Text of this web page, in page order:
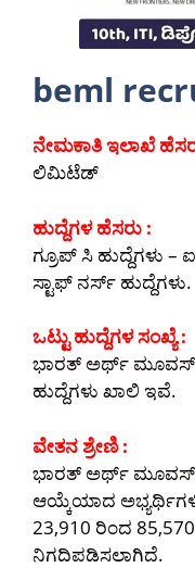
beml
ನೇಮಕಾತಿ ಇಲಾಖೆ
ಲಿಮಿಟೆಡ್
ಹುದ್ದೆಗಳ ಹೆಸರು :
ಗ್ರೂಪ್ ಸಿ ಹುದ್ದೆಗಳು –
ಸ್ಟಾಫ್ ನರ್ಸ್ ಹುದ್ದೆಗಳು.
ಒಟ್ಟು ಹುದ್ದೆಗಳ ಸಂಖ್ಯೆ :
ಭಾರತ್ ಅರ್ಥ್
ಹುದ್ದೆಗಳು ಖಾಲಿ ಇವೆ.
ವೇತನ ಶ್ರೇಣಿ :
ಭಾರತ್ ಅರ್ಥ್
ಆಯ್ಕೆಯಾದ
23,910 ರಿಂದ
ನಿಗದಿಪಡಿಸಲಾಗಿದೆ.